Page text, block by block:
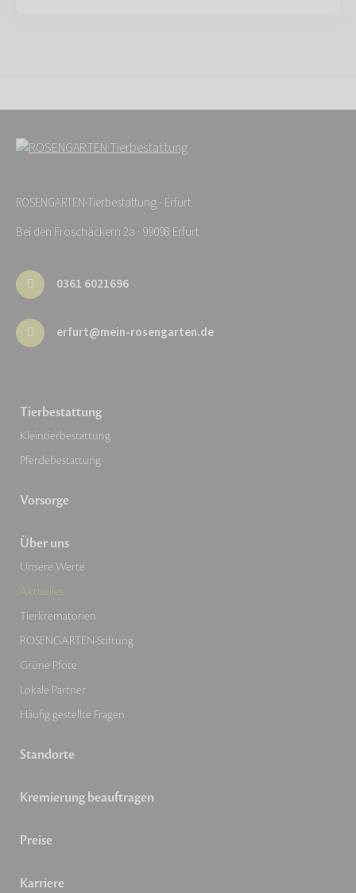
ROSENGARTEN-Tierbestattung - Erfurt
Bei den Froschäckern 2a · 99098 Erfurt
0361 6021696
erfurt@mein-rosengarten.de
Tierbestattung
Kleintierbestattung
Pferdebestattung
Vorsorge
Über uns
Unsere Werte
Aktuelles
Tierkrematorien
ROSENGARTEN-Stiftung
Grüne Pfote
Lokale Partner
Häufig gestellte Fragen
Standorte
Kremierung beauftragen
Preise
Karriere